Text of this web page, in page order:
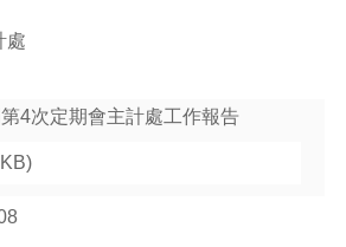
處
4次定期會主計處工作報告